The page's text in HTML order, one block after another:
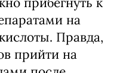
на
Правда,
прийти на